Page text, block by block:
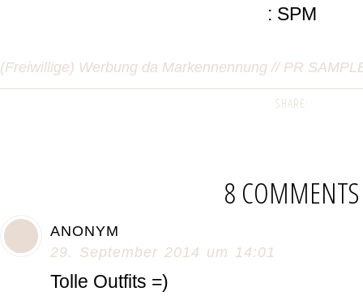
: SPM
(Freiwillige) Werbung da Markennennung // PR
SHARE:
8 COMMENTS
ANONYM
29. September 2014 um 14:01
Tolle Outfits =)